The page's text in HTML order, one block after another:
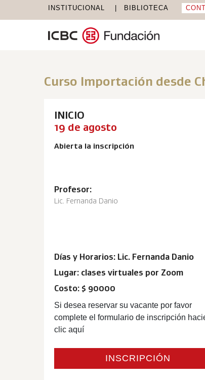
INSTITUCIONAL BIBLIOTECA
Curso Importación desde
INICIO
19 de agosto
Abierta la inscripción
Profesor:
Lic. Fernanda Danio
Días y Horarios: Lic. Fernanda Danio
Lugar: clases virtuales por Zoom
Costo: $ 90000
Si desea reservar su vacante por favor
complete el formulario de inscripción
clic aquí
INSCRIPCIÓN